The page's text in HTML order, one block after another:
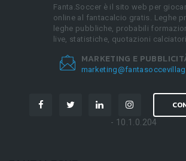
Fanta.Soccer è il sito web per
online al fantacalcio gratis. Leghe
leghe pubbliche, probabili
live, statistiche, quotazioni calciatori.
MARKETING E
- 10.1.0.204